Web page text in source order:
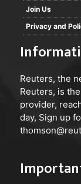
Join Us
Privacy and
Reuters, the
Reuters, is
provider,
day, Sign up